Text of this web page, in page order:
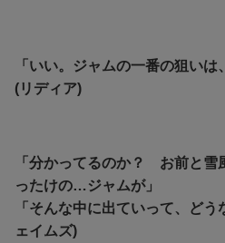
「いい。ジャムの一番の狙いは
(リディア)
「分かってるのか？ お前と雪
ったけの…ジャムが」
「そんな中に出ていって、ど
ェイムズ)